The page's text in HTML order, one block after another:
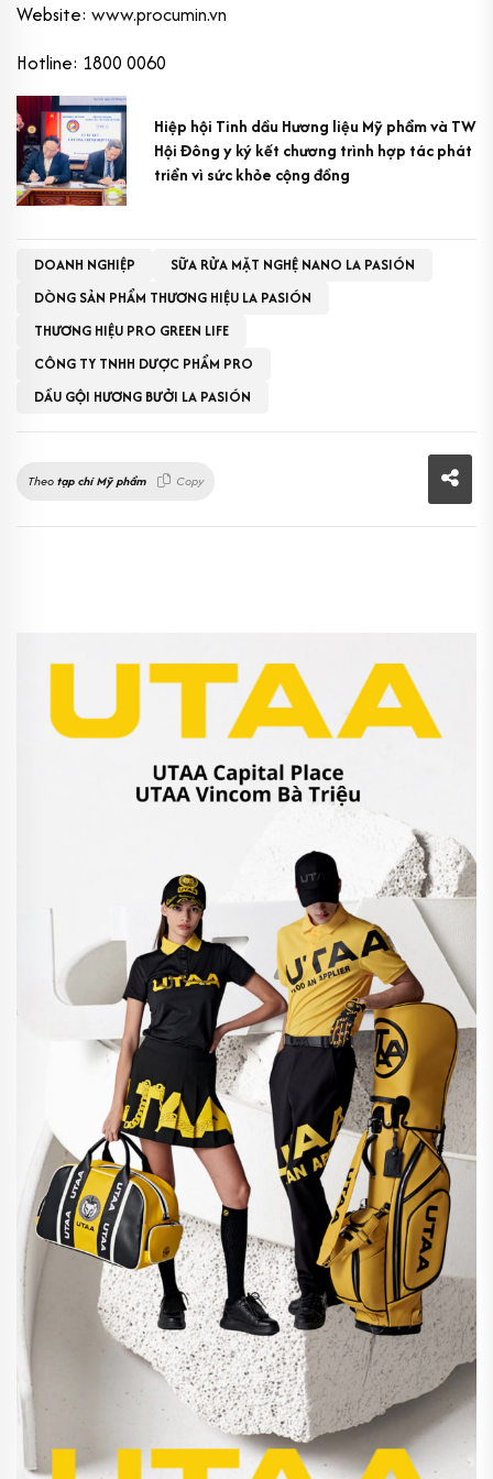
Website: www.procumin.vn
Hotline: 1800 0060
Hiệp hội Tinh dầu Hương liệu Mỹ phẩm và TW
Hội Đông y ký kết chương trình hợp tác phát
triển vì sức khỏe cộng đồng
DOANH NGHIỆP
SỮA RỬA MẶT NGHỆ NANO LA PASIÓN
DÒNG SẢN PHẨM THƯƠNG HIỆU LA PASIÓN
THƯƠNG HIỆU PRO GREEN LIFE
CÔNG TY TNHH DƯỢC PHẨM PRO
DẦU GỘI HƯƠNG BƯỞI LA PASIÓN
Theotạp chí Mỹ phẩm Copy